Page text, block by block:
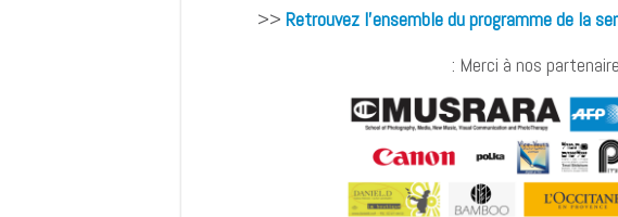
Retrouvez l'ensemble du programme de la
<<
Merci à nos